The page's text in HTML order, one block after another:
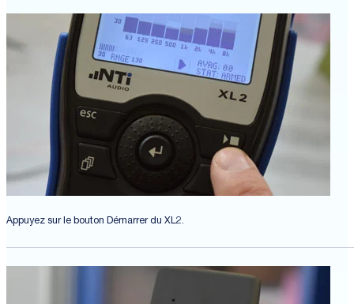
Appuyez sur le bouton Démarrer du XL2.